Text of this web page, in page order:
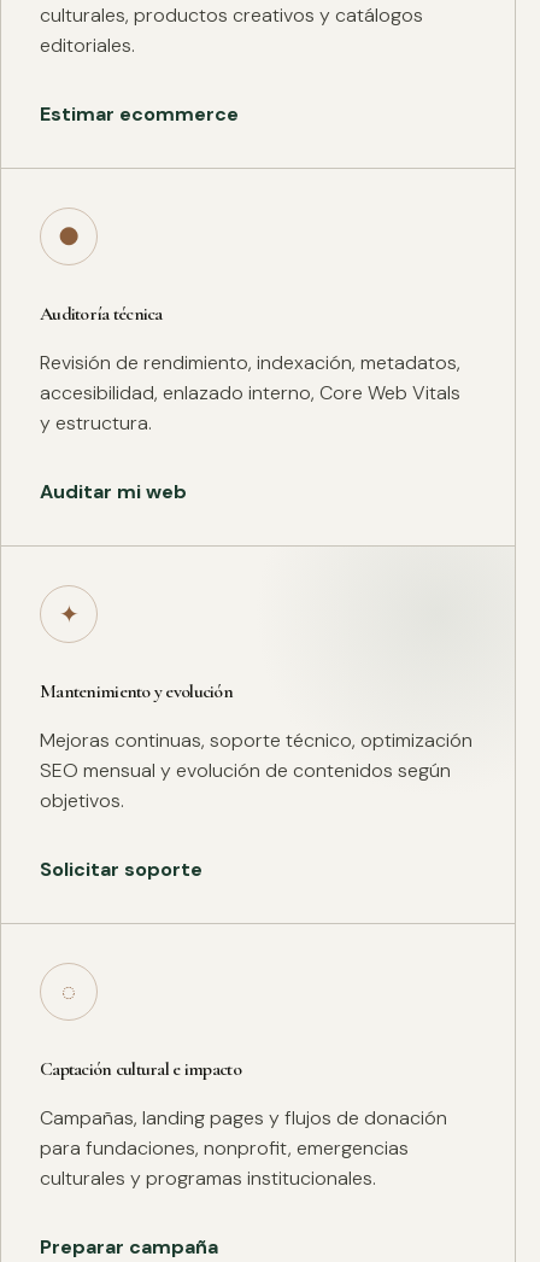
culturales, productos creativos y catálogos
editoriales.
Estimar ecommerce
●
Auditoría técnica
Revisión de rendimiento, indexación, metadatos,
accesibilidad, enlazado interno, Core Web Vitals
y estructura.
Auditar mi web
✦
Mantenimiento y evolución
Mejoras continuas, soporte técnico, optimización
SEO mensual y evolución de contenidos según
objetivos.
Solicitar soporte
◌
Captación cultural e impacto
Campañas, landing pages y flujos de donación
para fundaciones, nonprofit, emergencias
culturales y programas institucionales.
Preparar campaña